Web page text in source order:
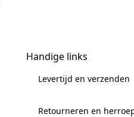
Handige links
Levertijd en verzenden
Retourneren en